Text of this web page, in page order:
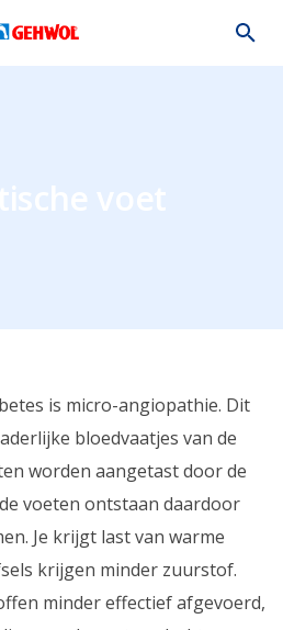
voet
is micro-angiopathie. Dit
bloedvaatjes van de
worden aangetast door de
voeten ontstaan daardoor
Je krijgt last van warme
krijgen minder zuurstof.
minder effectief afgevoerd,